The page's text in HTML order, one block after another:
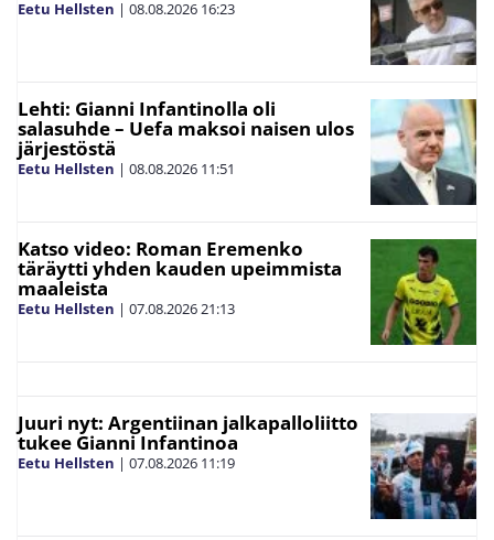
Eetu Hellsten | 08.08.2026 16:23
Lehti: Gianni Infantinolla oli
salasuhde – Uefa maksoi naisen ulos
järjestöstä
Eetu Hellsten | 08.08.2026 11:51
Katso video: Roman Eremenko
täräytti yhden kauden upeimmista
maaleista
Eetu Hellsten | 07.08.202621:13
Juuri nyt: Argentiinan jalkapalloliitto
tukee Gianni Infantinoa
Eetu Hellsten | 07.08.2026 11:19